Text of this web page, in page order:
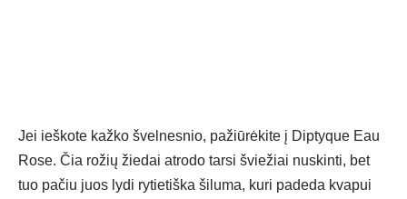
Jei ieškote kažko švelnesnio, pažiūrėkite į Diptyque Eau
Rose. Čia rožių žiedai atrodo tarsi šviežiai nuskinti, bet
tuo pačiu juos lydi rytietiška šiluma, kuri padeda kvapui